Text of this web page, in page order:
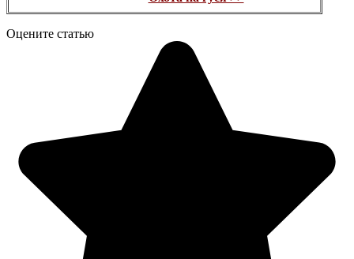
Оцените статью